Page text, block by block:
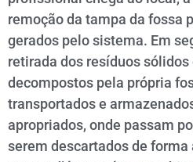
remoção da tampa da fossa
gerados pelo sistema. Em
retirada dos resíduos sólidos
decompostos pela própria
transportados e
apropriados, onde passam
serem descartados de forma